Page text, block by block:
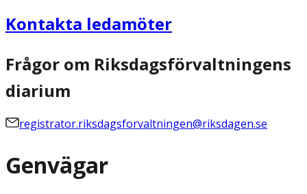
Kontakta ledamöter
Frågor om Riksdagsförvaltningens
diarium
registrator.riksdagsforvaltningen@riksdagen.se
Genvägar